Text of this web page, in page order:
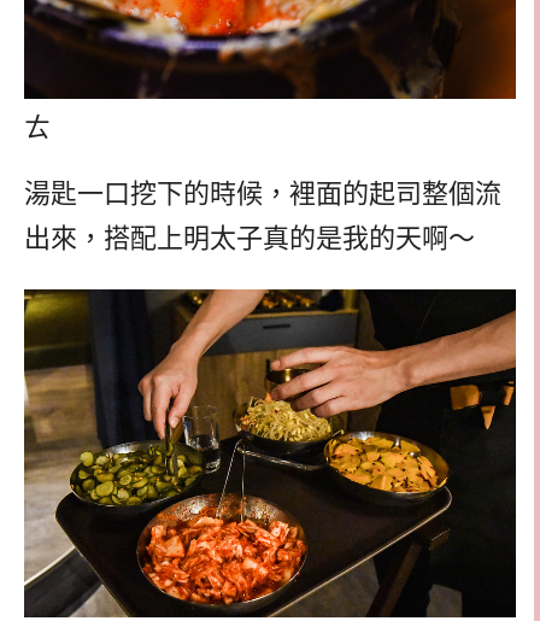
ㄊ
湯匙一口挖下的時候，裡面的起司整個流
出來，搭配上明太子真的是我的天啊～